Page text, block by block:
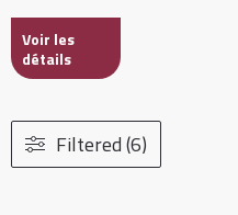
Voir les
détails
Filtered (6)